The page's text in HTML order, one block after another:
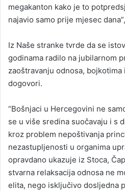
megakanton kako je to
najavio samo prije mjesec
Iz Naše stranke tvrde da se
godinama radilo na jubilarnom
zaoštravanju odnosa,
dogovori.
“Bošnjaci u Hercegovini ne
se u više sredina suočavaju i s
kroz problem nepoštivanja
nezastupljenosti u organima
opravdano ukazuje iz Stoca,
stvarna relaksacija odnosa ne
elita, nego isključivo dosljedna